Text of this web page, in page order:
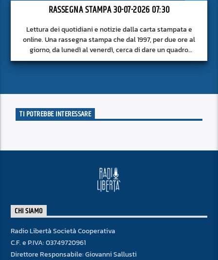
RASSEGNA STAMPA 30-07-2026 07:30
Lettura dei quotidiani e notizie dalla carta stampata e
online. Una rassegna stampa che dal 1997, per due ore al
giorno, da lunedì al venerdì, cerca di dare un quadro
approfondito delle notizie del giorno, senza fermarsi alla
TI POTREBBE INTERESSARE
CHI SIAMO
Radio Libertà Società Cooperativa
C.F. e P.IVA: 03749720961
Direttore Responsabile: Giovanni Sallusti